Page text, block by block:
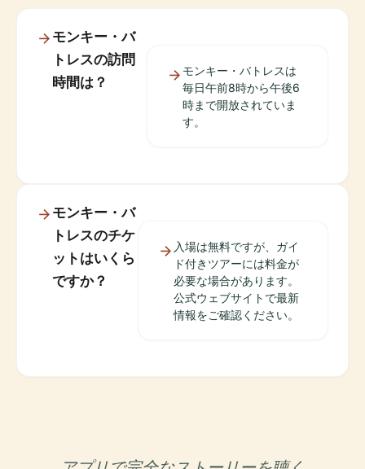
モンキー・バ
トレスの訪問
時間は？
モンキー・バトレスは
毎日午前8時から午後6
時まで開放されていま
す。
モンキー・バ
トレスのチケ
ットはいくら
ですか？
入場は無料ですが、ガイ
ド付きツアーには料金が
必要な場合があります。
公式ウェブサイトで最新
情報をご確認ください。